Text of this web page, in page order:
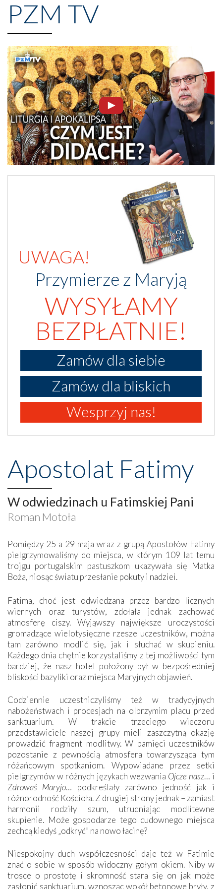
PZM TV
UWAGA!
Przymierze z Maryją
WYSYŁAMY
BEZPŁATNIE!
Zamów dla siebie
Zamów dla bliskich
Wesprzyj nas!
Apostolat Fatimy
W odwiedzinach u Fatimskiej Pani
Roman Motoła
Pomiędzy 25 a 29 maja wraz z grupą Apostołów Fatimy
pielgrzymowaliśmy do miejsca, w którym 109 lat temu
trojgu portugalskim pastuszkom ukazywała się Matka
Boża, niosąc światu przesłanie pokuty i nadziei.
Fatima, choć jest odwiedzana przez bardzo licznych
wiernych oraz turystów, zdołała jednak zachować
atmosferę ciszy. Wyjąwszy największe uroczystości
gromadzące wielotysięczne rzesze uczestników, można
tam zarówno modlić się, jak i słuchać w skupieniu.
Każdego dnia chętnie korzystaliśmy z tej możliwości tym
bardziej, że nasz hotel położony był w bezpośredniej
bliskości bazyliki oraz miejsca Maryjnych objawień.
Codziennie uczestniczyliśmy też w tradycyjnych
nabożeństwach i procesjach na olbrzymim placu przed
sanktuarium. W trakcie trzeciego wieczoru
przedstawiciele naszej grupy mieli zaszczytną okazję
prowadzić fragment modlitwy. W pamięci uczestników
pozostanie z pewnością atmosfera towarzysząca tym
różańcowym spotkaniom. Wypowiadane przez setki
pielgrzymów w różnych językach wezwania Ojcze nasz… i
Zdrowaś Maryjo… podkreślały zarówno jedność jak i
różnorodność Kościoła. Z drugiej strony jednak – zamiast
harmonii rodziły szum, utrudniając modlitewne
skupienie. Może gospodarze tego cudownego miejsca
zechcą kiedyś „odkryć” na nowo łacinę?
Niespokojny duch współczesności daje też w Fatimie
znać o sobie w sposób widoczny gołym okiem. Niby w
trosce o prostotę i skromność stara się on jak może
zasłonić sanktuarium, wznosząc wokół betonowe bryły, z